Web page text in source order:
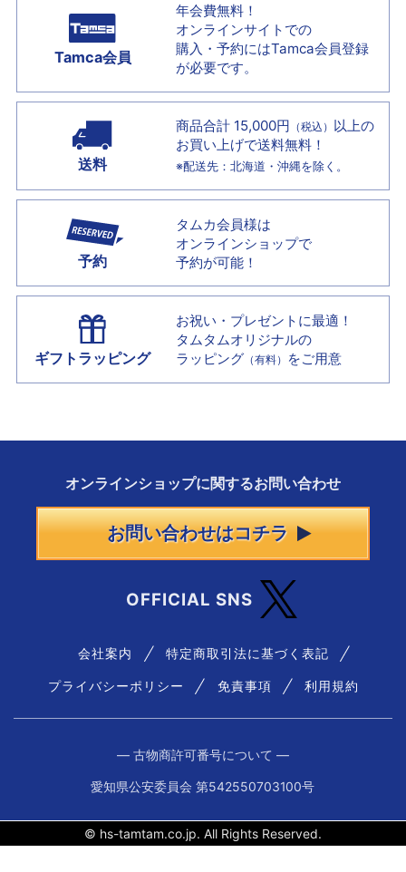
Tamca会員
年会費無料！
オンラインサイトでの
購入・予約にはTamca会員登録
が必要です。
送料
商品合計 15,000円 （税込） 以上の
お買い上げで送料無料！
※配送先：北海道・沖縄を除く。
予約
タムカ会員様は
オンラインショップで
予約が可能！
ギフトラッピング
お祝い・プレゼントに最適！
タムタムオリジナルの
ラッピング （有料） をご用意
オンラインショップに関するお問い合わせ
お問い合わせはコチラ
OFFICIAL SNS
会社案内 特定商取引法に基づく表記
プライバシーポリシー 免責事項 利用規約
― 古物商許可番号について ―
愛知県公安委員会 第542550703100号
© hs-tamtam.co.jp. All Rights Reserved.